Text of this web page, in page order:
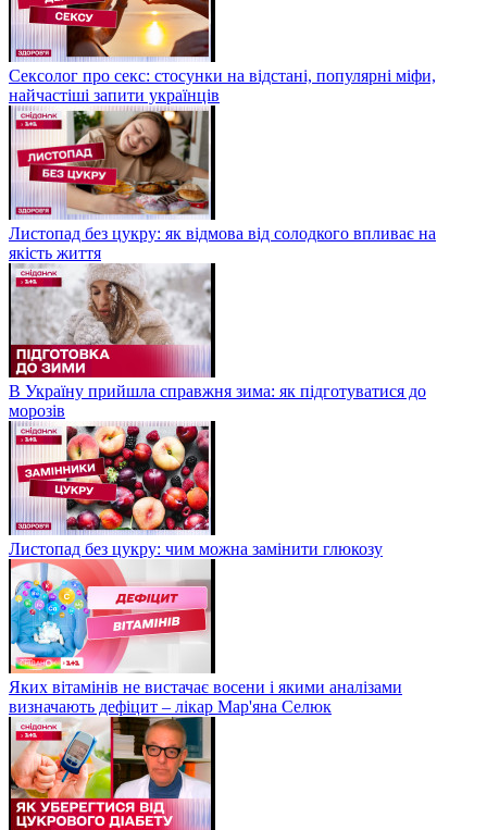
Сексолог про секс: стосунки на відстані, популярні міфи,
найчастіші запити українців
Листопад без цукру: як відмова від солодкого впливає на
якість життя
В Україну прийшла справжня зима: як підготуватися до
морозів
Листопад без цукру: чим можна замінити глюкозу
Яких вітамінів не вистачає восени і якими аналізами
визначають дефіцит – лікар Мар'яна Селюк